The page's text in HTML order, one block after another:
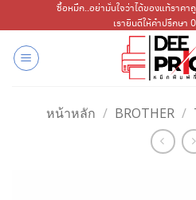
ไป
เนื้อหา
ซื้อหมึก..อย่ามั่นใจว่าได้ของแท้ราค
เรายินดีให้คำปรึกษา
หน้าหลัก / BROTHER /